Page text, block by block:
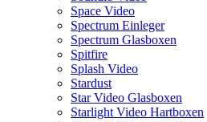
Space Video
Spectrum Einleger
Spectrum Glasboxen
Spitfire
Splash Video
Stardust
Star Video Glasboxen
Starlight Video Hartboxen